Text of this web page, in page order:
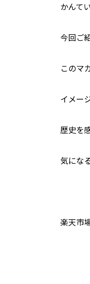
かんて
今回ご
このマ
イメー
歴史を
気にな
楽天市